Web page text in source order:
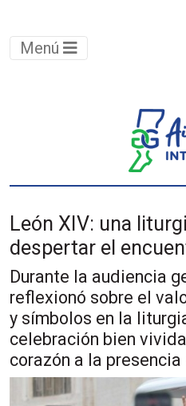
Menú
León XIV: una
despertar el
Durante la audiencia
reflexionó sobre el
y símbolos en la
celebración bien
corazón a la presencia